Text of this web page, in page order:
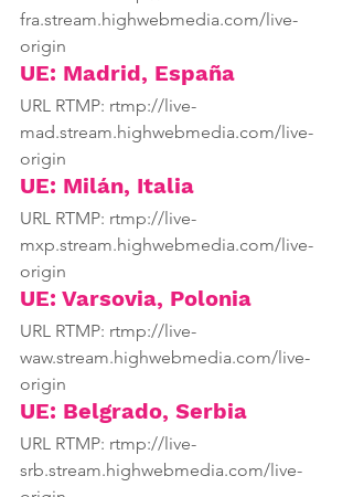
fra.stream.highwebmedia.com/live-
origin
UE: Madrid, España
URL RTMP: rtmp://live-
mad.stream.highwebmedia.com/live-
origin
UE: Milán, Italia
URL RTMP: rtmp://live-
mxp.stream.highwebmedia.com/live-
origin
UE: Varsovia, Polonia
URL RTMP: rtmp://live-
waw.stream.highwebmedia.com/live-
origin
UE: Belgrado, Serbia
URL RTMP: rtmp://live-
srb.stream.highwebmedia.com/live-